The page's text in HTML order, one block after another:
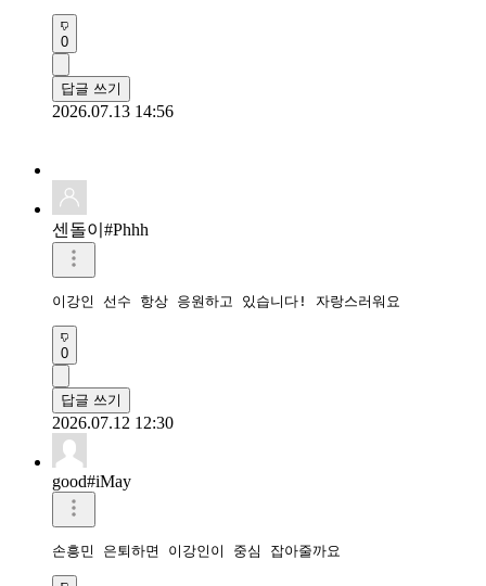
0
답글 쓰기
2026.07.13 14:56
센돌이#Phhh
이강인 선수 항상 응원하고 있습니다! 자랑스러워요
0
답글 쓰기
2026.07.12 12:30
good#iMay
손흥민 은퇴하면 이강인이 중심 잡아줄까요